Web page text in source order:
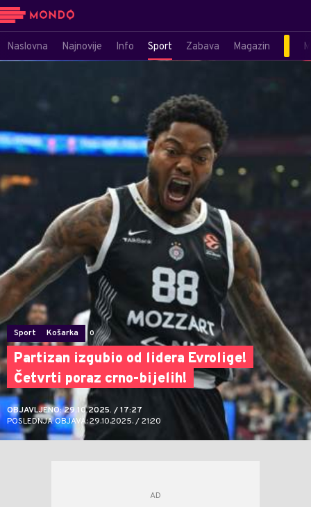
Naslovna Najnovije Info Sport Zabava Magazin
Sport Košarka 0
Partizan izgubio od lidera Evrolige!
Četvrti poraz crno-bijelih!
OBJAVLJENO: 29.10.2025. / 17:27
POSLEDNJA OBJAVA: 29.10.2025. / 21:20